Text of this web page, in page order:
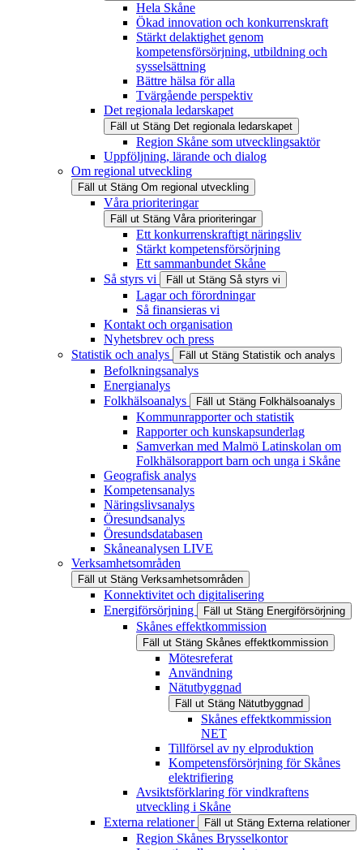
Hela Skåne
Ökad innovation och konkurrenskraft
Stärkt delaktighet genom
kompetensförsörjning, utbildning och
sysselsättning
Bättre hälsa för alla
Tvärgående perspektiv
Det regionala ledarskapet
Fäll ut Stäng Det regionala ledarskapet
Region Skåne som utvecklingsaktör
Uppföljning, lärande och dialog
Om regional utveckling
Fäll ut Stäng Om regional utveckling
Våra prioriteringar
Fäll ut Stäng Våra prioriteringar
Ett konkurrenskraftigt näringsliv
Stärkt kompetensförsörjning
Ett sammanbundet Skåne
Så styrs vi
Fäll ut Stäng Så styrs vi
Lagar och förordningar
Så finansieras vi
Kontakt och organisation
Nyhetsbrev och press
Statistik och analys
Fäll ut Stäng Statistik och analys
Befolkningsanalys
Energianalys
Folkhälsoanalys
Fäll ut Stäng Folkhälsoanalys
Kommunrapporter och statistik
Rapporter och kunskapsunderlag
Samverkan med Malmö Latinskolan om
Folkhälsorapport barn och unga i Skåne
Geografisk analys
Kompetensanalys
Näringslivsanalys
Öresundsanalys
Öresundsdatabasen
Skåneanalysen LIVE
Verksamhetsområden
Fäll ut Stäng Verksamhetsområden
Konnektivitet och digitalisering
Energiförsörjning
Fäll ut Stäng Energiförsörjning
Skånes effektkommission
Fäll ut Stäng Skånes effektkommission
Mötesreferat
Användning
Nätutbyggnad
Fäll ut Stäng Nätutbyggnad
Skånes effektkommission
NET
Tillförsel av ny elproduktion
Kompetensförsörjning för Skånes
elektrifiering
Avsiktsförklaring för vindkraftens
utveckling i Skåne
Externa relationer
Fäll ut Stäng Externa relationer
Region Skånes Brysselkontor